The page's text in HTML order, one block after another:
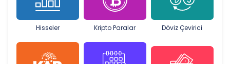
Hisseler Kripto Paralar Döviz Çevirici